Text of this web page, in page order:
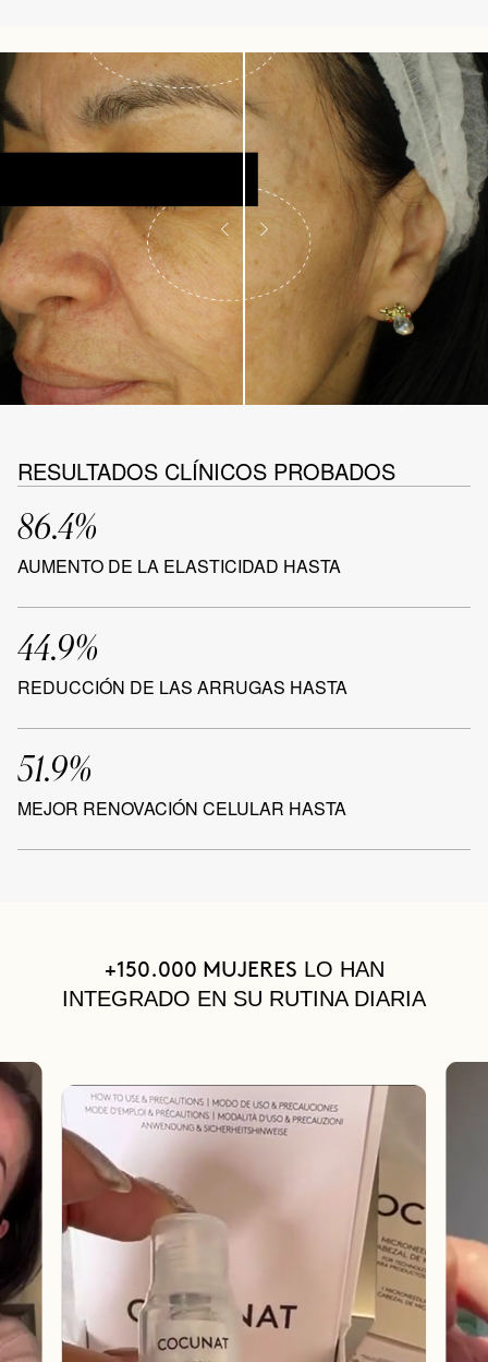
RESULTADOS CLÍNICOS PROBADOS
86.4%
AUMENTO DE LA ELASTICIDAD HASTA
44.9%
REDUCCIÓN DE LAS ARRUGAS HASTA
51.9%
MEJOR RENOVACIÓN CELULAR HASTA
+150.000 MUJERES LO HAN
INTEGRADO EN SU RUTINA DIARIA